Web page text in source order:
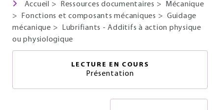
Accueil > Ressources documentaires >
Mécanique
>
Fonctions et composants mécaniques > Guidage
mécanique >
Lubrifiants - Additifs à action physique
ou physiologique
LECTURE EN COURS
Présentation